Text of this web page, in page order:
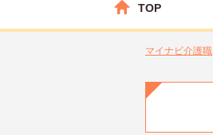
TOP
マイナビ介護職